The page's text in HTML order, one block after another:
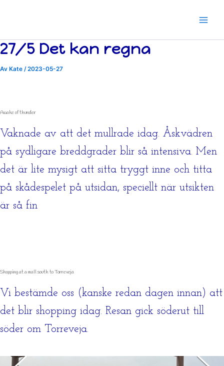
27/5 Det kan regna
Av Kate /2023-05-27
Awake of thunder
Vaknade av att det mullrade idag. Åskvädren
på sydligare breddgrader blir så intensiva. Men
det är lite mysigt att sitta tryggt inne och titta
på skådespelet på utsidan, speciellt när utsikten
är så fin
Shopping at a mall south to Torreveja
Vi bestämde oss (kanske redan dagen innan) att
det blir shopping idag. Resan gick söderut till
söder om Torreveja.